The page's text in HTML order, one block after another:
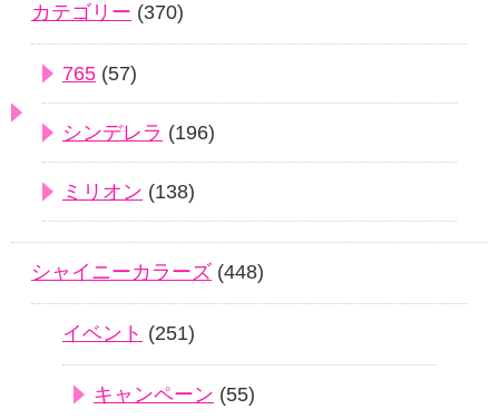
カテゴリー (370)
765 (57)
シンデレラ (196)
ミリオン (138)
シャイニーカラーズ (448)
イベント (251)
キャンペーン (55)